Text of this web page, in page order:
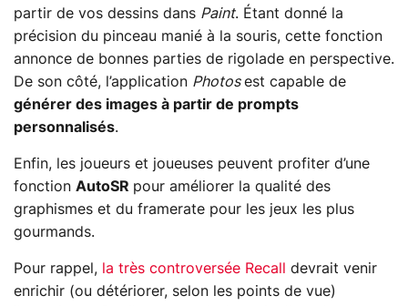
partir de vos dessins dans Paint. Étant donné la
précision du pinceau manié à la souris, cette fonction
annonce de bonnes parties de rigolade en perspective.
De son côté, l’application Photosest capable de
générer des images à partir de prompts
personnalisés.
Enfin, les joueurs et joueuses peuvent profiter d’une
fonction AutoSR pour améliorer la qualité des
graphismes et du framerate pour les jeux les plus
gourmands.
Pour rappel, la très controversée Recall
devrait venir
enrichir (ou détériorer, selon les points de vue)